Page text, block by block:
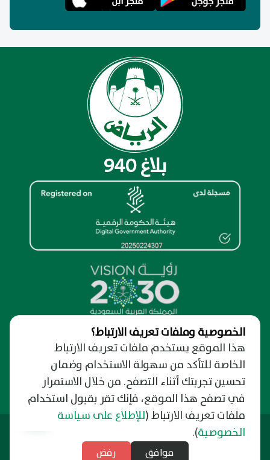
بلاغ 940
نظرة عامة
من نحن
حول البوابة الإلكترونية
الخصوصية وسرية المعلومات
شروط الإستخدام
الأخبار
النشرة البريدية
الاشتراك بتحذيرات الطقس
الدعم والمساندة
نسعد بتواصلك
رفع شكوى
التبليغ عن فساد
الأسئلة الشائعة
مركز الدعم الموحد
الدعم الفني بلغة الإشارة
روابط مهمة
دليل وفعاليات الرياض
التوظيف
وزارة البلديات والإسكان
الخصوصية وملفات تعريف الارتباط؟
هذا الموقع يستخدم ملفات تعريف الارتباط
الخاصة للتأكد من سهولة الاستخدام وضمان
تحسين تجربتك أثناء التصفح. من خلال الاستمرار
في تصفح هذا الموقع، فإنك تقر بقبول استخدام
ملفات تعريف الارتباط(للإطلاع على سياسة
الخصوصية).
موافق رفض